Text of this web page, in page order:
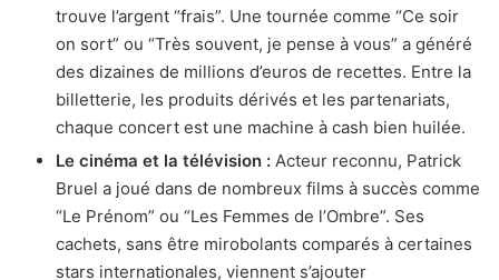
trouve l’argent “frais”. Une tournée comme “Ce soir
on sort” ou “Très souvent, je pense à vous” a généré
des dizaines de millions d’euros de recettes. Entre la
billetterie, les produits dérivés et les partenariats,
chaque concert est une machine à cash bien huilée.
Le cinéma et la télévision : Acteur reconnu, Patrick
Bruel a joué dans de nombreux films à succès comme
“Le Prénom” ou “Les Femmes de l’Ombre”. Ses
cachets, sans être mirobolants comparés à certaines
stars internationales, viennent s’ajouter